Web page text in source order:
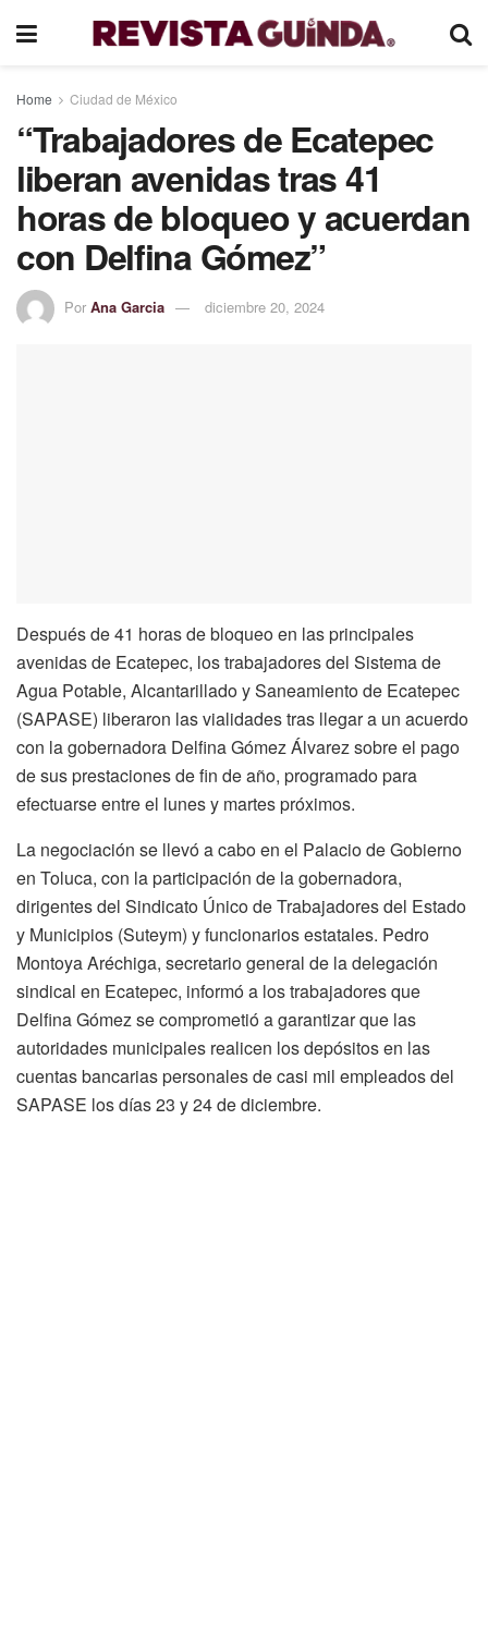
Home Ciudad de México
“Trabajadores de Ecatepec
liberan avenidas tras 41
horas de bloqueo y acuerdan
con Delfina Gómez”
Por Ana Garcia diciembre 20, 2024
Después de 41 horas de bloqueo en las principales
avenidas de Ecatepec, los trabajadores del Sistema de
Agua Potable, Alcantarillado y Saneamiento de Ecatepec
(SAPASE) liberaron las vialidades tras llegar a un acuerdo
con la gobernadora Delfina Gómez Álvarez sobre el pago
de sus prestaciones de fin de año, programado para
efectuarse entre el lunes y martes próximos.
La negociación se llevó a cabo en el Palacio de Gobierno
en Toluca, con la participación de la gobernadora,
dirigentes del Sindicato Único de Trabajadores del Estado
y Municipios (Suteym) y funcionarios estatales. Pedro
Montoya Aréchiga, secretario general de la delegación
sindical en Ecatepec, informó a los trabajadores que
Delfina Gómez se comprometió a garantizar que las
autoridades municipales realicen los depósitos en las
cuentas bancarias personales de casi mil empleados del
SAPASE los días 23 y 24 de diciembre.